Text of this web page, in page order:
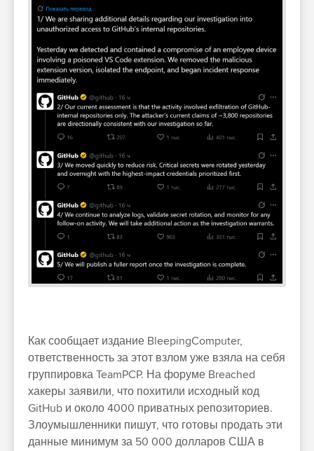
Как сообщает издание BleepingComputer,
ответственность за этот взлом уже взяла на себя
группировка TeamPCP. На форуме Breached
хакеры заявили, что похитили исходный код
GitHub и около 4000 приватных репозиториев.
Злоумышленники пишут, что готовы продать эти
данные минимум за 50 000 долларов США в